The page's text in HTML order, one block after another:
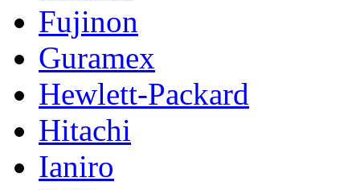
Fujinon
Guramex
Hewlett-Packard
Hitachi
Ianiro